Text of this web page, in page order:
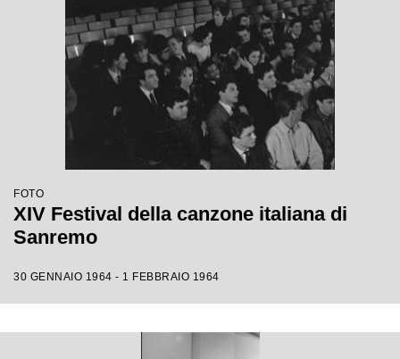
FOTO
XIV Festival della canzone italiana di
Sanremo
30 GENNAIO 1964 - 1 FEBBRAIO 1964